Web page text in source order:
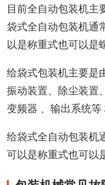
目前全自动包装机主
袋式全自动包装机通
以是称重式也可以是
给袋式包装机主要是
振动装置、除尘装置
变频器 、输出系统等
给袋式全自动包装机
可以是称重式也可以